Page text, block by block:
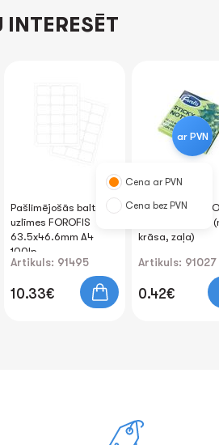
INTERESĒT
Pašlīmējošās baltas
uzlīmes FOROFIS
63.5x46.6mm A4
100lp.
Artikuls: 91495
10.33€
Līmlapiņas
76x76mm 80lp.
krāsa, zaļa)
Artikuls: 91027
0.42€
ar PVN
Cena ar PVN
Cena bez PVN